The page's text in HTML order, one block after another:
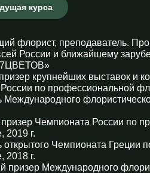
курса
флорист, преподаватель.
России и ближайшему
крупнейших выставок и
по профессиональной
Международного
Чемпионата России по
2019 г.
открытого Чемпионата Греции
2018 г.
призер Международного